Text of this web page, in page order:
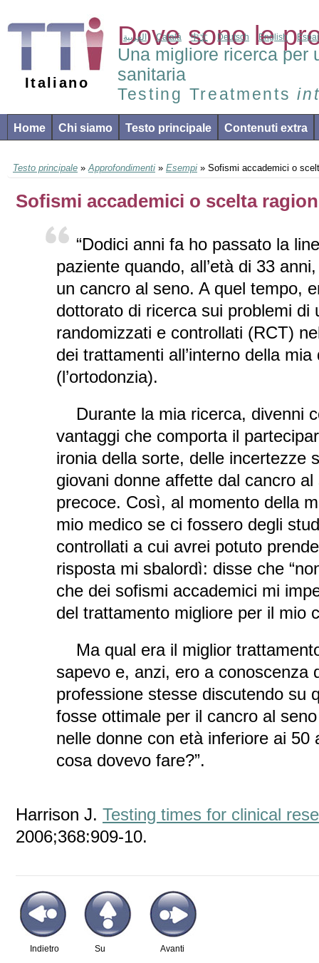
Italiano
Dove sono le
Una migliore ricerca per
sanitaria
Testing Treatments
العربية Català 中文 Deutsch English
Home Chi siamo Testo principale Contenuti extra
Testo principale »Approfondimenti » Esempi » Sofismi accademici o
Sofismi accademici o scelta
“Dodici anni fa ho passato la
paziente quando, all’età di 33
un cancro al seno. A quel tempo,
dottorato di ricerca sui problemi di
randomizzati e controllati (RCT)
dei trattamenti all’interno della mia
(l’ortodonzia).
Durante la mia ricerca, divenni
vantaggi che comporta il
ironia della sorte, delle incertezze
giovani donne affette dal cancro
precoce. Così, al momento della
mio medico se ci fossero degli
controllati a cui avrei potuto
risposta mi sbalordì: disse che
che dei sofismi accademici mi
del trattamento migliore per il mio
Ma qual era il miglior
sapevo e, anzi, ero a conoscenza
professione stesse discutendo su
fosse ottimale per il cancro al
nelle donne con età inferiore ai 50
cosa dovevo fare?”.
Harrison J. Testing times for clinical
2006;368:909-10.
Su
Indietro Avanti